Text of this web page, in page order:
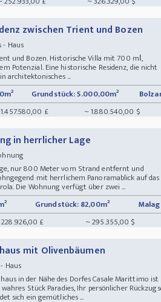
zwischen Trient und Bozen
Haus
und Bozen. Historische Villa mit 700 mІ,
Potenzial. Eine historische Residenz, die nicht
architektonisches ...
Grundstück: 5.000,00m²
£ ~ 1.880.540,00 $
in herrlicher Lage
nur 800 Meter vom Strand entfernt und
mit herrlichem Panoramablick auf das
Die Wohnung verfügt über zwei ...
Grundstück: 82,00m²
£ ~ 295.355,00 $
mit Olivenbäumen
Haus
in der Nähe des Dorfes Casale Marittimo ist
Stück Paradies, Ihr persönlicher
sich ein gemütliches ...